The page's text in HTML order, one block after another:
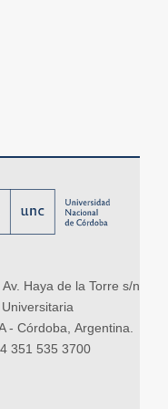
Haya de la Torre s/n,
Universitaria
- Córdoba, Argentina.
351 535 3700